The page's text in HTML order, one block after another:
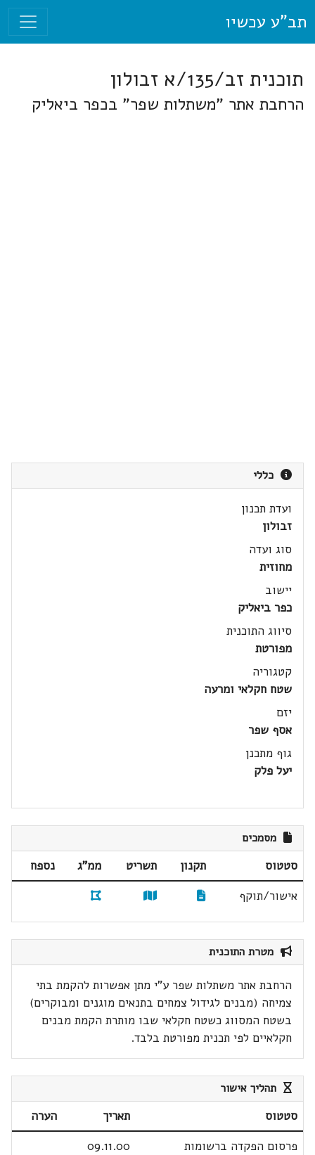
תב"ע עכשיו
תוכנית זב/135/א זבולון
הרחבת אתר "משתלות שפר" בכפר ביאליק
כללי
ועדת תכנון
זבולון
סוג ועדה
מחוזית
יישוב
כפר ביאליק
סיווג התוכנית
מפורטת
קטגוריה
שטח חקלאי ומרעה
יזם
אסף שפר
גוף מתכנן
יעל פלק
מסמכים
סטטוס תקנון תשריט ממ"ג
נספח
אישור/תוקף
מטרת התוכנית
הרחבת אתר משתלות שפר ע"י מתן אפשרות להקמת בתי
צמיחה (מבנים לגידול צמחים בתנאים מוגנים ומבוקרים)
בשטח המסווג כשטח חקלאי שבו מותרת הקמת מבנים
חקלאיים לפי תכנית מפורטת בלבד.
תהליך אישור
סטטוס תאריך
הערה
פרסום הפקדה ברשומות
09.11.00